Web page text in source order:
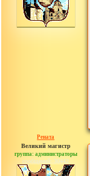
Рената
Великий магистр
группа: администраторы
сообщений: 30442